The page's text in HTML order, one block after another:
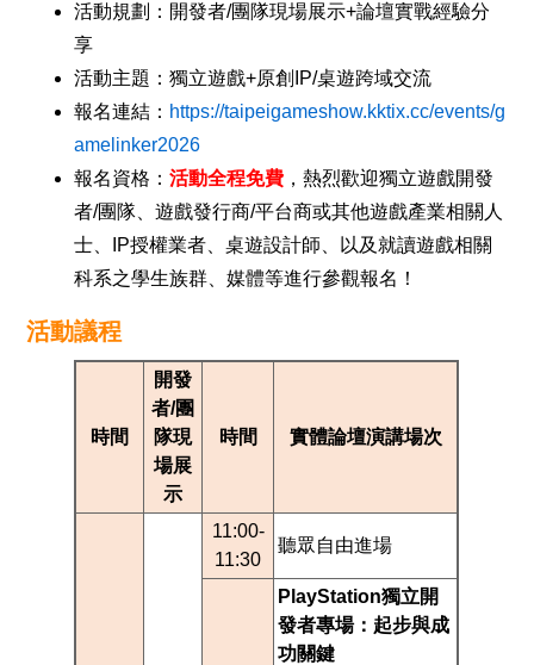
活動規劃：開發者/團隊現場展示+論壇實戰經驗分
享
活動主題：獨立遊戲+原創IP/桌遊跨域交流
報名連結： https://taipeigameshow.kktix.cc/events/g
amelinker2026
報名資格： 活動全程免費，熱烈歡迎獨立遊戲開發
者/團隊、遊戲發行商/平台商或其他遊戲產業相關人
士、IP授權業者、桌遊設計師、以及就讀遊戲相關
科系之學生族群、媒體等進行參觀報名！
活動議程
時間
開發
者/團
隊現
場展
示
時間 實體論壇演講場次
11:00-
11:30
聽眾自由進場
PlayStation獨立開
發者專場：起步與成
功關鍵